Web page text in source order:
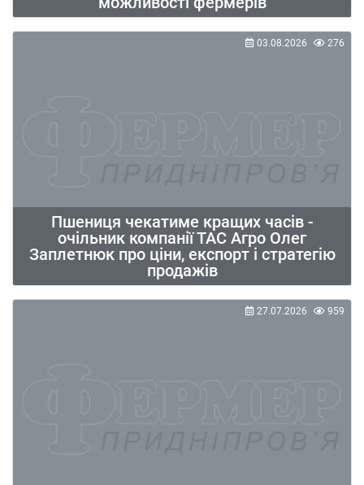
Пшениця чекатиме кращих часів -
очільник компанії ТАС Агро Олег
Заплетнюк про ціни, експорт і стратегію
продажів
03.08.2026 276
27.07.2026 959